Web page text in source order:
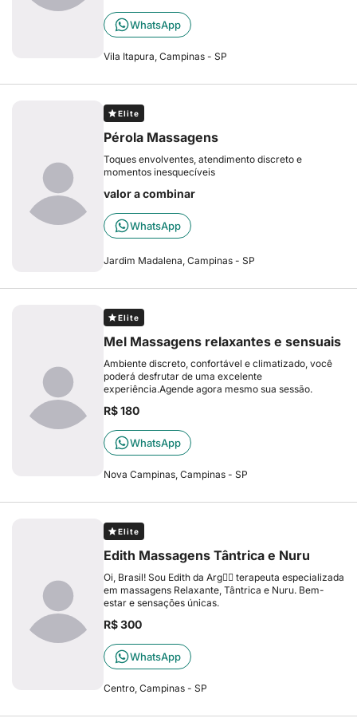
WhatsApp
Vila Itapura, Campinas - SP
Elite
Pérola Massagens
Toques envolventes, atendimento discreto e
momentos inesquecíveis
valor a combinar
WhatsApp
Jardim Madalena, Campinas - SP
Elite
Mel Massagens relaxantes e sensuais
Ambiente discreto, confortável e climatizado, você
poderá desfrutar de uma excelente
experiência.Agende agora mesmo sua sessão.
R$ 180
WhatsApp
Nova Campinas, Campinas - SP
Elite
Edith Massagens Tântrica e Nuru
Oi, Brasil! Sou Edith da Arg❤️‍🔥 terapeuta especializada
em massagens Relaxante, Tântrica e Nuru. Bem-
estar e sensações únicas.
R$ 300
WhatsApp
Centro, Campinas - SP